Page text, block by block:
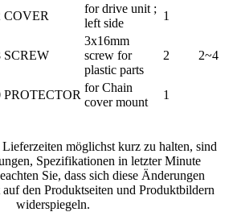
COVER
for drive unit ;
left side
1
SCREW
3x16mm
screw for
plastic parts
2 2~4
PROTECTOR
for Chain
cover mount
1
möglichst kurz zu halten, sind
Spezifikationen in letzter Minute
Sie, dass sich diese Änderungen
den Produktseiten und Produktbildern
widerspiegeln.